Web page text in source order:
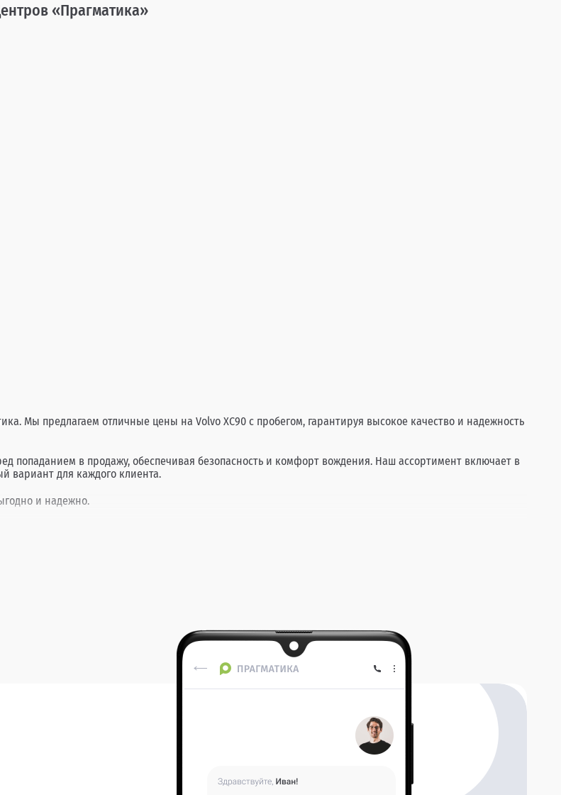
«Прагматика»
Мы предлагаем отличные цены на Volvo XC90 с пробегом, гарантируя высокое качество и надежность
попаданием в продажу, обеспечивая безопасность и комфорт вождения. Наш ассортимент включает в
вариант для каждого клиента.
и надежно.